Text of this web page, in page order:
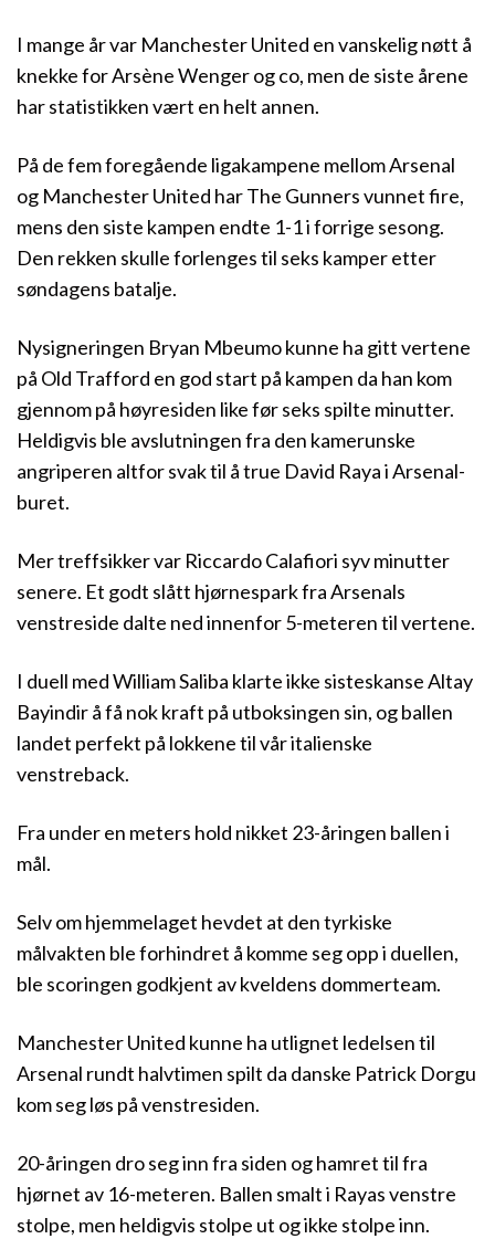
I mange år var Manchester United en vanskelig nøtt å
knekke for Arsène Wenger og co, men de siste årene
har statistikken vært en helt annen.
På de fem foregående ligakampene mellom Arsenal
og Manchester United har The Gunners vunnet fire,
mens den siste kampen endte 1-1 i forrige sesong.
Den rekken skulle forlenges til seks kamper etter
søndagens batalje.
Nysigneringen Bryan Mbeumo kunne ha gitt vertene
på Old Trafford en god start på kampen da han kom
gjennom på høyresiden like før seks spilte minutter.
Heldigvis ble avslutningen fra den kamerunske
angriperen altfor svak til å true David Raya i Arsenal-
buret.
Mer treffsikker var Riccardo Calafiori syv minutter
senere. Et godt slått hjørnespark fra Arsenals
venstreside dalte ned innenfor 5-meteren til vertene.
I duell med William Saliba klarte ikke sisteskanse Altay
Bayindir å få nok kraft på utboksingen sin, og ballen
landet perfekt på lokkene til vår italienske
venstreback.
Fra under en meters hold nikket 23-åringen ballen i
mål.
Selv om hjemmelaget hevdet at den tyrkiske
målvakten ble forhindret å komme seg opp i duellen,
ble scoringen godkjent av kveldens dommerteam.
Manchester United kunne ha utlignet ledelsen til
Arsenal rundt halvtimen spilt da danske Patrick Dorgu
kom seg løs på venstresiden.
20-åringen dro seg inn fra siden og hamret til fra
hjørnet av 16-meteren. Ballen smalt i Rayas venstre
stolpe, men heldigvis stolpe ut og ikke stolpe inn.